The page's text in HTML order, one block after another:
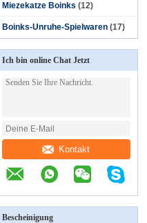
Miezekatze Boinks (12)
Boinks-Unruhe-Spielwaren (17)
Ich bin online Chat Jetzt
Kontakt
Bescheinigung